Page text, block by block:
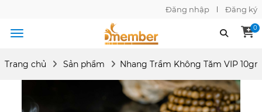
Đăng nhập Đăng ký
0
Trang chủ Sản phẩm Nhang Trầm Không Tăm VIP 10gr